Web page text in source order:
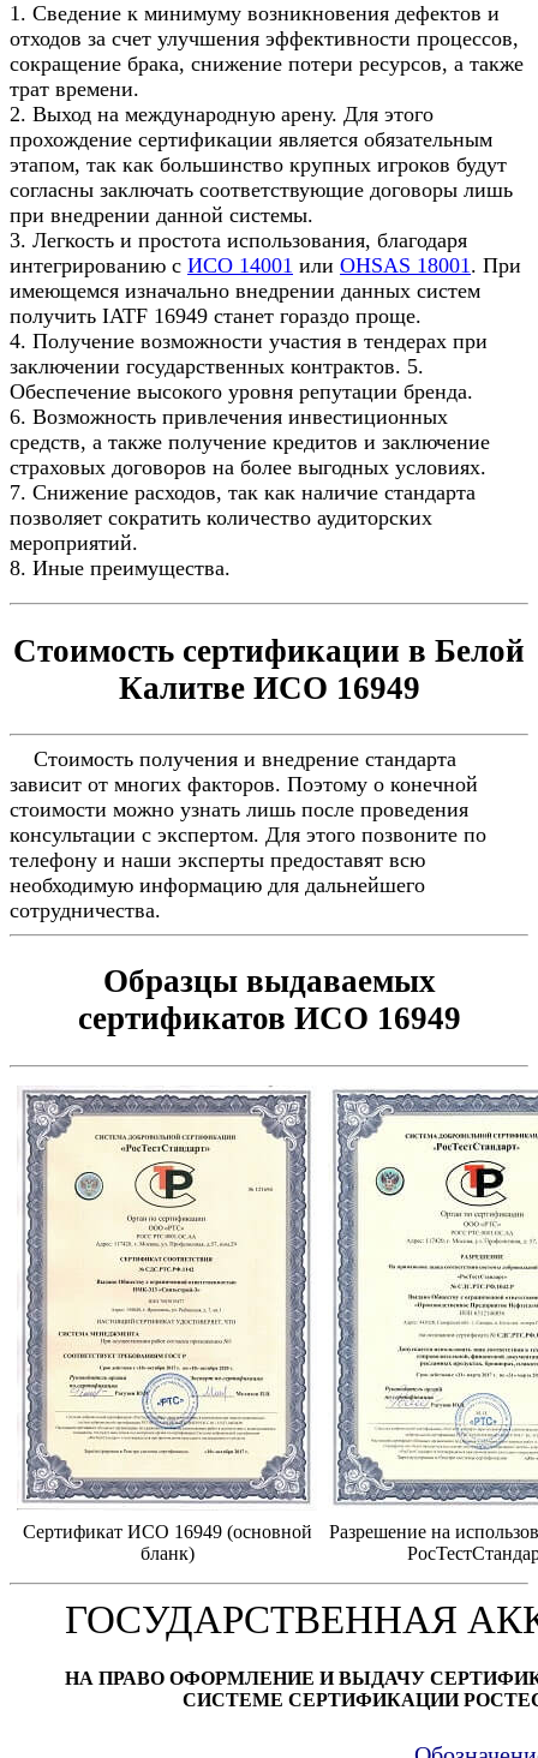
1. Сведение к минимуму возникновения дефектов и
отходов за счет улучшения эффективности процессов,
сокращение брака, снижение потери ресурсов, а также
трат времени.
2. Выход на международную арену. Для этого
прохождение сертификации является обязательным
этапом, так как большинство крупных игроков будут
согласны заключать соответствующие договоры лишь
при внедрении данной системы.
3. Легкость и простота использования, благодаря
интегрированию с ИСО 14001 или OHSAS 18001. При
имеющемся изначально внедрении данных систем
получить IATF 16949 станет гораздо проще.
4. Получение возможности участия в тендерах при
заключении государственных контрактов. 5.
Обеспечение высокого уровня репутации бренда.
6. Возможность привлечения инвестиционных
средств, а также получение кредитов и заключение
страховых договоров на более выгодных условиях.
7. Снижение расходов, так как наличие стандарта
позволяет сократить количество аудиторских
мероприятий.
8. Иные преимущества.
Стоимость сертификации в Белой
Калитве ИСО 16949
Стоимость получения и внедрение стандарта
зависит от многих факторов. Поэтому о конечной
стоимости можно узнать лишь после проведения
консультации с экспертом. Для этого позвоните по
телефону и наши эксперты предоставят всю
необходимую информацию для дальнейшего
сотрудничества.
Образцы выдаваемых
сертификатов ИСО 16949
Сертификат ИСО 16949 (основной
бланк)
Разрешение на
ГОСУДАРСТВЕННАЯ
НА ПРАВО ОФОРМЛЕНИЕ И ВЫДАЧУ
СИСТЕМЕ СЕРТИФИКАЦИИ